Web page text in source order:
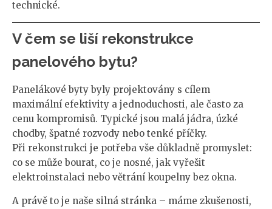
technické.
V čem se liší rekonstrukce
panelového bytu?
Panelákové byty byly projektovány s cílem
maximální efektivity a jednoduchosti, ale často za
cenu kompromisů. Typické jsou malá jádra, úzké
chodby, špatné rozvody nebo tenké příčky.
Při rekonstrukci je potřeba vše důkladně promyslet:
co se může bourat, co je nosné, jak vyřešit
elektroinstalaci nebo větrání koupelny bez okna.
A právě to je naše silná stránka – máme zkušenosti,